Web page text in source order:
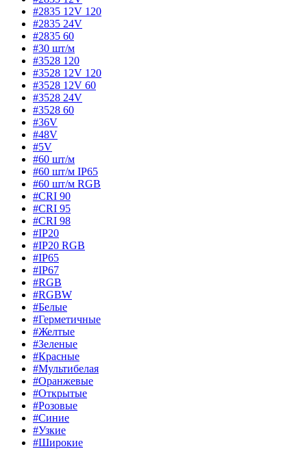
#2835 12V 120
#2835 24V
#2835 60
#30 шт/м
#3528 120
#3528 12V 120
#3528 12V 60
#3528 24V
#3528 60
#36V
#48V
#5V
#60 шт/м
#60 шт/м IP65
#60 шт/м RGB
#CRI 90
#CRI 95
#CRI 98
#IP20
#IP20 RGB
#IP65
#IP67
#RGB
#RGBW
#Белые
#Герметичные
#Желтые
#Зеленые
#Красные
#Мультибелая
#Оранжевые
#Открытые
#Розовые
#Синие
#Узкие
#Широкие